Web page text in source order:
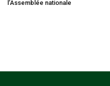
l’Assemblée nationale